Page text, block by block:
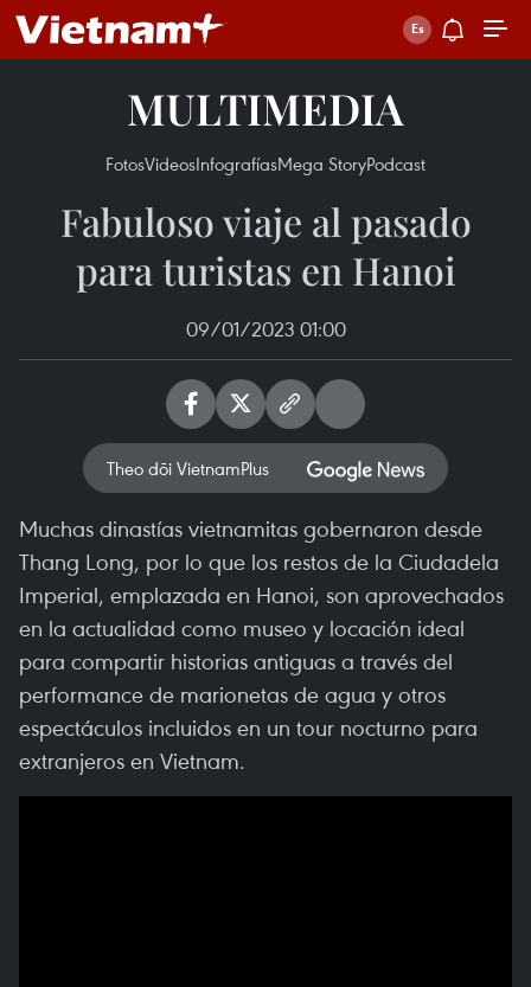
MULTIMEDIA
FotosVideosInfografíasMega StoryPodcast
Fabuloso viaje al pasado
para turistas en Hanoi
09/01/2023 01:00
Theo dõi VietnamPlus
Muchas dinastías vietnamitas gobernaron desde
Thang Long, por lo que los restos de la Ciudadela
Imperial, emplazada en Hanoi, son aprovechados
en la actualidad como museo y locación ideal
para compartir historias antiguas a través del
performance de marionetas de agua y otros
espectáculos incluidos en un tour nocturno para
extranjeros en Vietnam.